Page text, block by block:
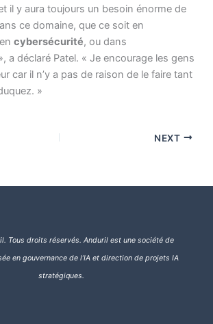
il y aura toujours un besoin énorme de
ce domaine, que ce soit en
cybersécurité, ou dans
a déclaré Patel. « Je encourage les gens
car il n’y a pas de raison de le faire tant
»
NEXT
Tous droits réservés. Anduril est une société de
en gouvernance de l’IA et direction de projets IA
stratégiques.